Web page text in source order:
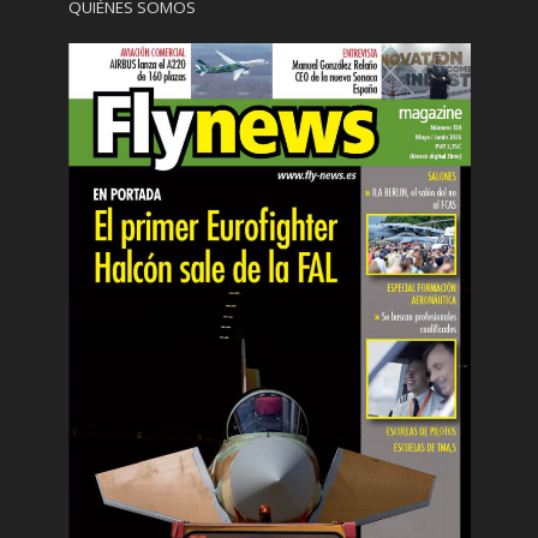
QUIÉNES SOMOS